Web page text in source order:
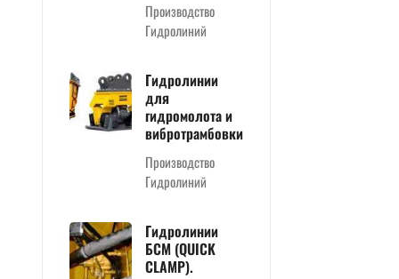
Производство
Гидролиний
Гидролинии
для
гидромолота и
вибротрамбовки
Производство
Гидролиний
Гидролинии
БСМ (QUICK
CLAMP).